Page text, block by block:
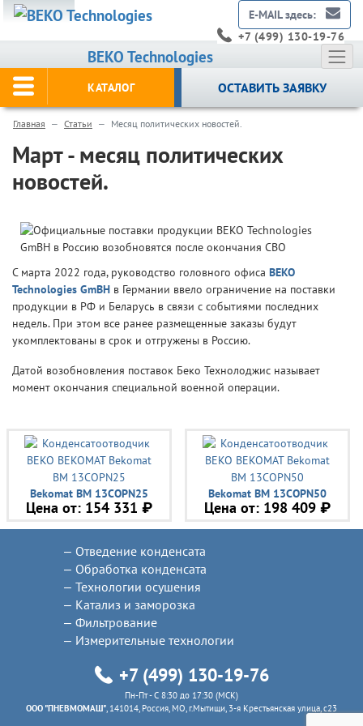
BEKO Technologies
E-MAIL здесь:
+7 (499) 130-19-76
КАТАЛОГ ОСТАВИТЬ ЗАЯВКУ
Главная Статьи Месяц политических новостей.
Март - месяц политических
новостей.
С марта 2022 года, руководство головного офиса BEKO
Technologies GmBH в Германии ввело ограничение на поставки
продукции в РФ и Беларусь в связи с событиями последних
недель. При этом все ранее размещенные заказы будут
укомплектованы в срок и отгружены в Россию.
Датой возобновления поставок Беко Технолоджис называет
момент окончания специальной военной операции.
Bekomat BM 13COPN25
Цена от: 154 331 ₽
Bekomat BM 13COPN50
Цена от: 198 409 ₽
Отведение конденсата
Обработка конденсата
Технологии осушения
Катализ и заморозка
Фильтрование
Измерительные технологии
+7 (499) 130-19-76
Пн-Пт - C 8:30 до 17:30 (МСК)
ООО "ПНЕВМОМАШ" , 141014, Россия, МО, г.Мытищи, 3-я Крестьянская улица, с23